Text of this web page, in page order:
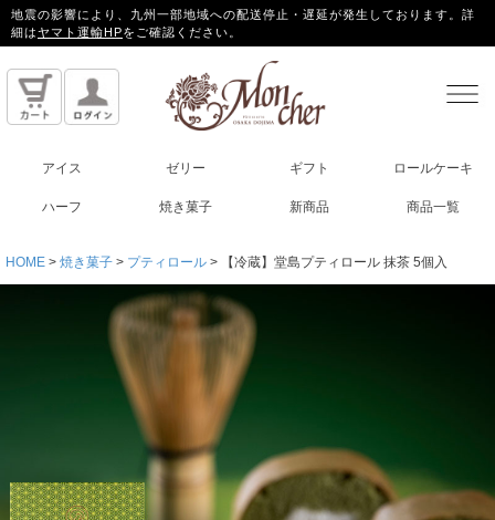
地震の影響により、九州一部地域への配送停止・遅延が発生しております。詳
細はヤマト運輸HPをご確認ください。
アイス ゼリー ギフト ロールケーキ
ハーフ 焼き菓子 新商品 商品一覧
HOME 焼き菓子 プティロール 【冷蔵】堂島プティロール 抹茶 5個入